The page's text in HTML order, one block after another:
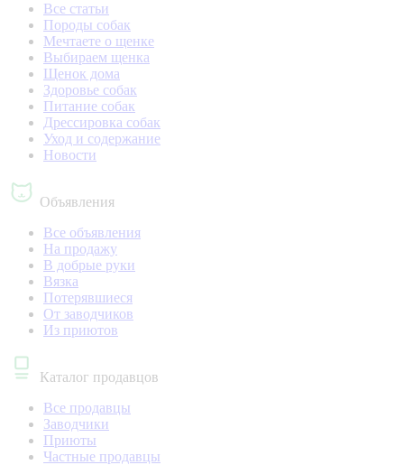
Все статьи
Породы собак
Мечтаете о щенке
Выбираем щенка
Щенок дома
Здоровье собак
Питание собак
Дрессировка собак
Уход и содержание
Новости
Объявления
Все объявления
На продажу
В добрые руки
Вязка
Потерявшиеся
От заводчиков
Из приютов
Каталог продавцов
Все продавцы
Заводчики
Приюты
Частные продавцы